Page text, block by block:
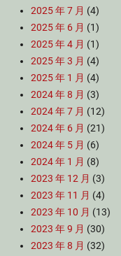
2025 年 7 月 (4)
2025 年 6 月 (1)
2025 年 4 月 (1)
2025 年 3 月 (4)
2025 年 1 月 (4)
2024 年 8 月 (3)
2024 年 7 月 (12)
2024 年 6 月 (21)
2024 年 5 月 (6)
2024 年 1 月 (8)
2023 年 12 月 (3)
2023 年 11 月 (4)
2023 年 10 月 (13)
2023 年 9 月 (30)
2023 年 8 月 (32)